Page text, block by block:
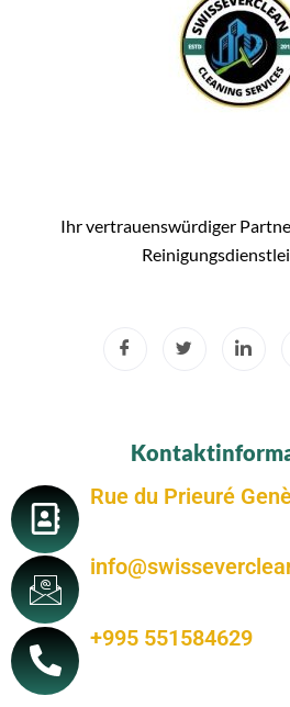
Ihr vertrauenswürdiger
Rue du Prieuré
+995 551584629